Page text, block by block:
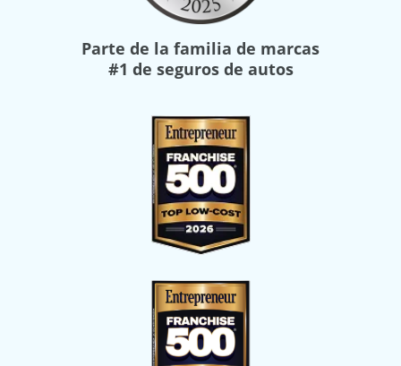
Parte de la familia de marcas
#1 de seguros de autos